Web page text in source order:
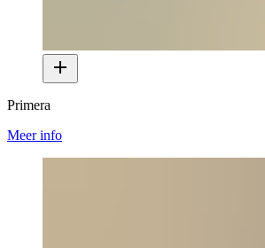
Primera
Meer info